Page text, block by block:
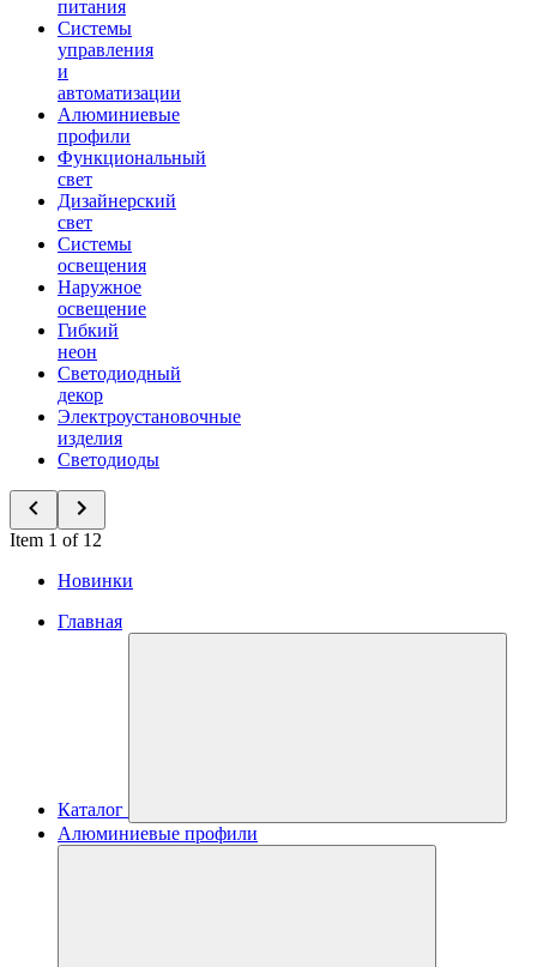
питания
Системы
управления
и
автоматизации
Алюминиевые
профили
Функциональный
свет
Дизайнерский
свет
Системы
освещения
Наружное
освещение
Гибкий
неон
Светодиодный
декор
Электроустановочные
изделия
Светодиоды
Item 1 of 12
Новинки
Главная
Каталог
Алюминиевые профили